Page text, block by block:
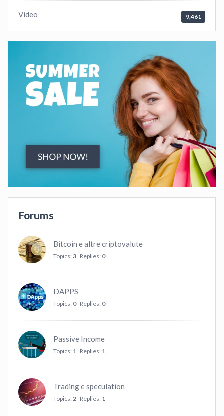
Video 9,461
Forums
Bitcoin e altre criptovalute
Topics: 3 Replies: 0
DAPPS
Topics: 0 Replies: 0
Passive Income
Topics: 1 Replies: 1
Trading e speculation
Topics: 2 Replies: 1